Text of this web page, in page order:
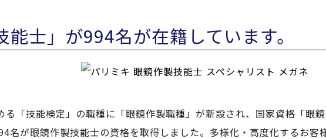
士」が994名が在籍しています。
る「技能検定」の職種に「眼鏡作製職種」が新設され、国家資格「眼
名が眼鏡作製技能士の資格を取得しました。多様化・高度化するお客